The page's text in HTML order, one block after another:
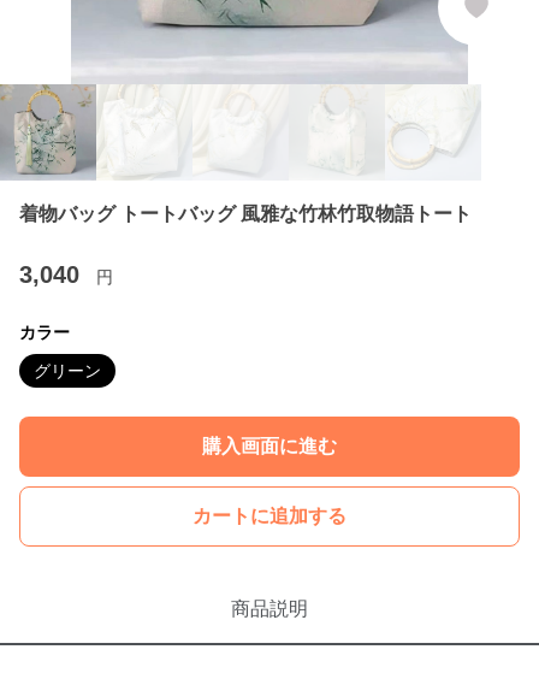
着物バッグ トートバッグ 風雅な竹林竹取物語トート
3,040 円
カラー
グリーン
購入画面に進む
カートに追加する
商品説明